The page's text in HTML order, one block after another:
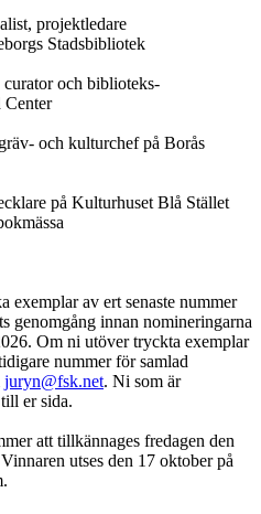
projektledare
Stadsbibliotek
curator och biblioteks-
Center
och kulturchef på Borås
på Kulturhuset Blå Stället
exemplar av ert senaste nummer
genomgång innan nomineringarna
Om ni utöver tryckta exemplar
nummer för samlad
juryn@fsk.net. Ni som är
er sida.
att tillkännages fredagen den
utses den 17 oktober på